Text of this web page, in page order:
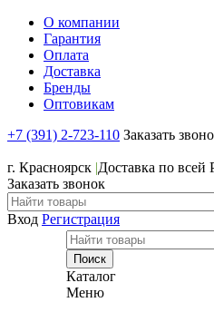
О компании
Гарантия
Оплата
Доставка
Бренды
Оптовикам
+7 (391) 2-723-110 Заказать
г. Красноярск |Доставка по всей
Заказать звонок
Вход Регистрация
Каталог
Меню